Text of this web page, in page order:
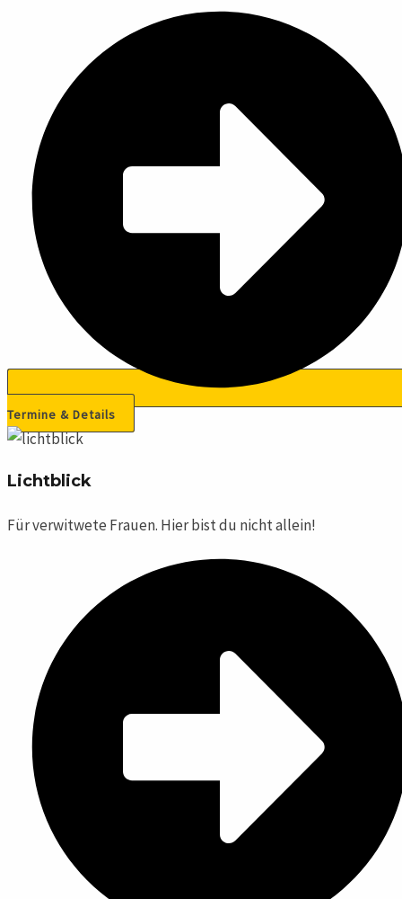
Termine & Details
Lichtblick
Für verwitwete Frauen. Hier bist du nicht allein!